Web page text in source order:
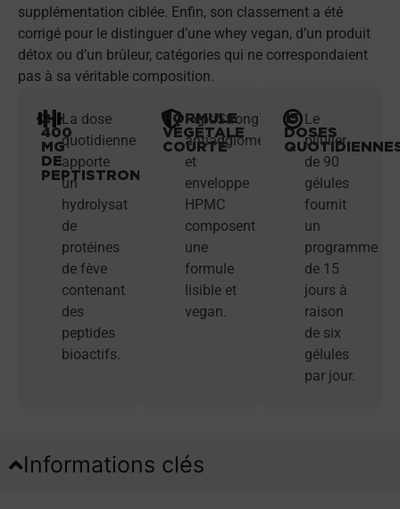
supplémentation ciblée. Enfin, son classement a été
corrigé pour le distinguer d’une whey vegan, d’un produit
détox ou d’un brûleur, catégories qui ne correspondaient
pas à sa véritable composition.
2
400
MG
DE
PEPTISTRONG™
La dose
quotidienne
apporte
un
hydrolysat
de
protéines
de fève
contenant
des
peptides
bioactifs.
FORMULE
VÉGÉTALE
COURTE
PeptiStrong™,
antiagglomérant
et
enveloppe
HPMC
composent
une
formule
lisible et
vegan.
15
DOSES
Le
pilulier
de 90
gélules
fournit
un
programme
de 15
jours à
raison
de six
gélules
par jour.
Informations clés